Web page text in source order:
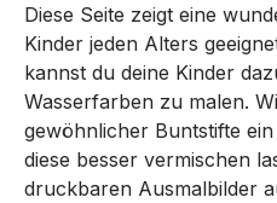
Diese Seite zeigt eine
Kinder jeden Alters
kannst du deine Kinder
Wasserfarben zu malen.
gewöhnlicher Buntstifte
diese besser vermischen
druckbaren Ausmalbilder